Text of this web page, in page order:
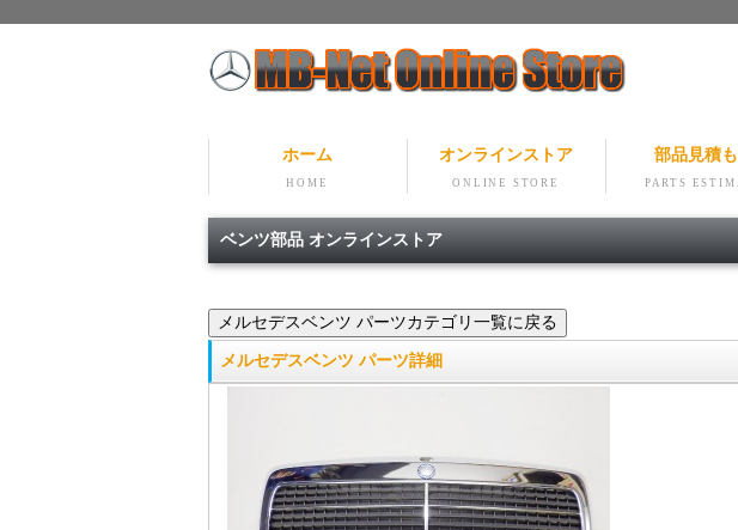
ホーム
HOME
オンラインストア
ONLINE STORE
部品見積も
PARTS
ベンツ部品 オンラインストア
メルセデスベンツ パーツ詳細